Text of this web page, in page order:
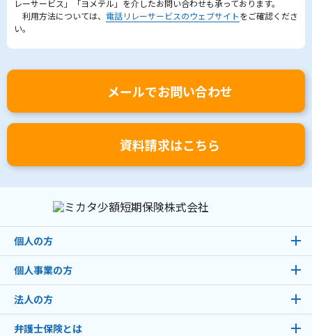
レーサービス」「ヨメテル」を介したお問い合わせも承っております。
利用方法については、 電話リレーサービスのウェブサイトをご確認くださ
い。
メールでお問い合わせ
資料請求はこちら
個人の方
個人事業の方
法人の方
弁護士保険とは